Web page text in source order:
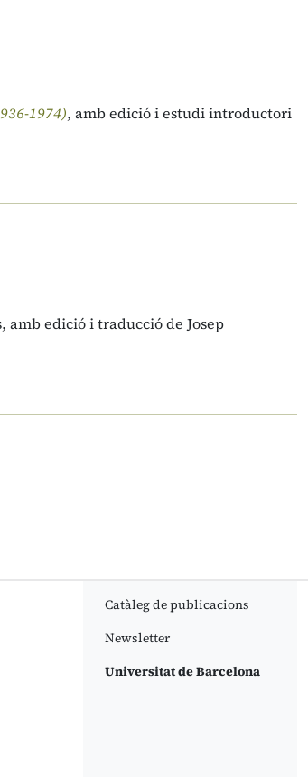
1974), amb edició i estudi introductori
amb edició i traducció de Josep
Catàleg de publicacions
Newsletter
Universitat de Barcelona